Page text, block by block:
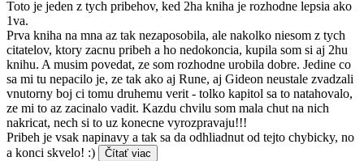
Toto je jeden z tych pribehov, ked 2ha kniha je rozhodne lepsia ako
1va.
Prva kniha na mna az tak nezaposobila, ale nakolko niesom z tych
citatelov, ktory zacnu pribeh a ho nedokoncia, kupila som si aj 2hu
knihu. A musim povedat, ze som rozhodne urobila dobre. Jedine co
sa mi tu nepacilo je, ze tak ako aj Rune, aj Gideon neustale zvadzali
vnutorny boj ci tomu druhemu verit - tolko kapitol sa to natahovalo,
ze mi to az zacinalo vadit. Kazdu chvilu som mala chut na nich
nakricat, nech si to uz konecne vyrozpravaju!!!
Pribeh je vsak napinavy a tak sa da odhliadnut od tejto chybicky, no
a konci skvelo! :)
Čítať viac